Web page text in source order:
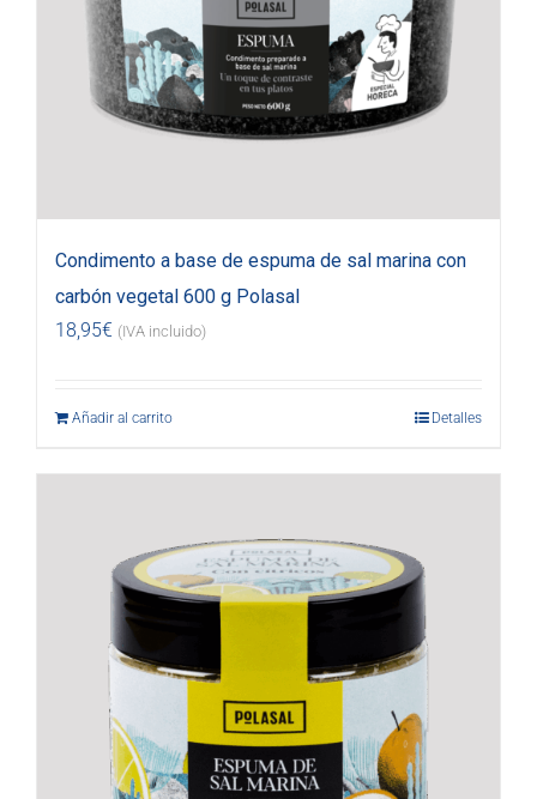
Condimento a base de espuma de sal marina con
carbón vegetal 600 g Polasal
18,95€ (IVA incluido)
Añadir al carrito Detalles